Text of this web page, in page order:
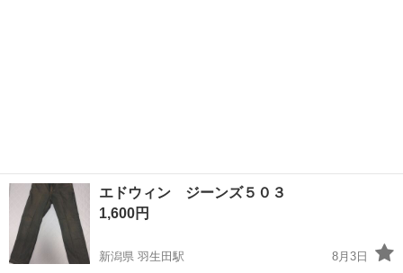
エドウィン ジーンズ５０３
1,600円
新潟県 羽生田駅
8月3日